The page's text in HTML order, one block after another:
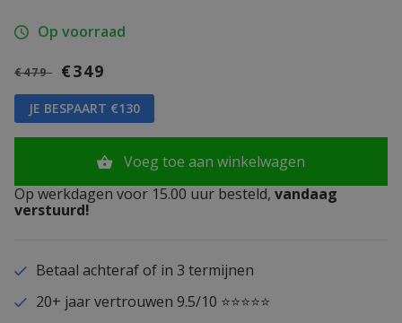
Op voorraad
€479 €349
JE BESPAART €130
Voeg toe aan winkelwagen
Op werkdagen voor 15.00 uur besteld, vandaag
verstuurd!
Betaal achteraf of in 3 termijnen
20+ jaar vertrouwen 9.5/10 ⭐⭐⭐⭐⭐